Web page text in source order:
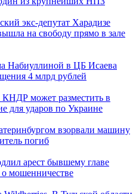
экс-депутат Харадизе
на свободу прямо в зале
Набиуллиной в ЦБ Исаева
4 млрд рублей
КНДР может разместить в
для ударов по Украине
взорвали машину
погиб
арест бывшему главе
мошенничестве